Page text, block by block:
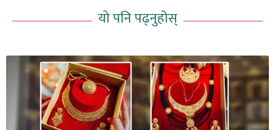
यो पनि पढ्नुहोस्